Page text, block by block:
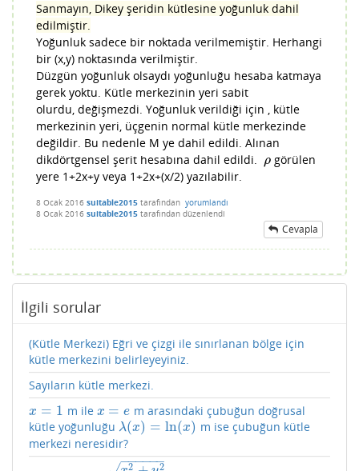
Sanmayın, Dikey şeridin kütlesine yoğunluk dahil
edilmiştir.
Yoğunluk sadece bir noktada verilmemiştir. Herhangi
bir (x,y) noktasında verilmiştir.
Düzgün yoğunluk olsaydı yoğunluğu hesaba katmaya
gerek yoktu. Kütle merkezinin yeri sabit
olurdu, değişmezdi. Yoğunluk verildiği için , kütle
merkezinin yeri, üçgenin normal kütle merkezinde
değildir. Bu nedenle M ye dahil edildi. Alınan
dikdörtgensel şerit hesabına dahil edildi.
ρ
ρgörülen
yere 1+2x+y veya 1+2x+(x/2) yazılabilir.
8 Ocak 2016 suitable2015 tarafından yorumlandı
8 Ocak 2016 suitable2015 tarafından düzenlendi
Cevapla
İlgili sorular
(Kütle Merkezi) Eğri ve çizgi ile sınırlanan bölge için
kütle merkezini belirleyeyiniz.
Sayıların kütle merkezi.
x = 1
x= 1 m ile x = e
x= e
m arasındaki çubuğun doğrusal
kütle yoğunluğu λ(x) = ln(x)
λ(x)=ln(x
m ise çubuğun kütle
merkezi neresidir?
2 2
− −
−−−−